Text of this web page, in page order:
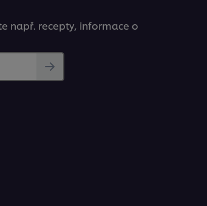
např. recepty, informace o